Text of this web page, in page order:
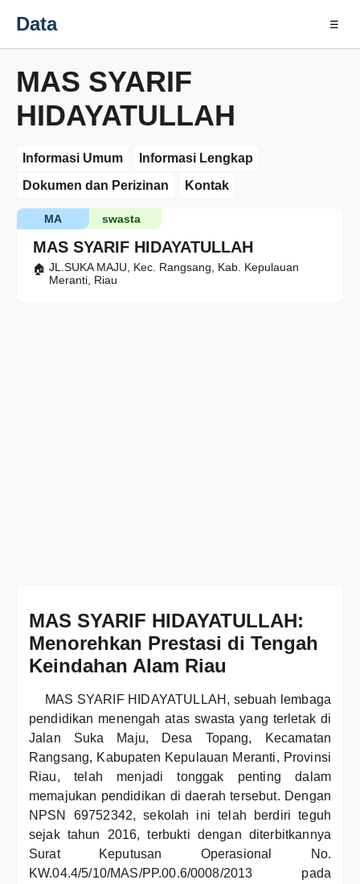
Data ☰
MAS SYARIF
HIDAYATULLAH
Informasi Umum
Informasi Lengkap
Dokumen dan Perizinan
Kontak
MAS SYARIF HIDAYATULLAH
swasta
MA
JL.SUKA MAJU, Kec. Rangsang, Kab. Kepulauan
Meranti, Riau
MAS SYARIF HIDAYATULLAH:
Menorehkan Prestasi di Tengah
Keindahan Alam Riau
MAS SYARIF HIDAYATULLAH, sebuah lembaga
pendidikan menengah atas swasta yang terletak di
Jalan Suka Maju, Desa Topang, Kecamatan
Rangsang, Kabupaten Kepulauan Meranti, Provinsi
Riau, telah menjadi tonggak penting dalam
memajukan pendidikan di daerah tersebut. Dengan
NPSN 69752342, sekolah ini telah berdiri teguh
sejak tahun 2016, terbukti dengan diterbitkannya
Surat Keputusan Operasional No.
KW.04.4/5/10/MAS/PP.00.6/0008/2013 pada